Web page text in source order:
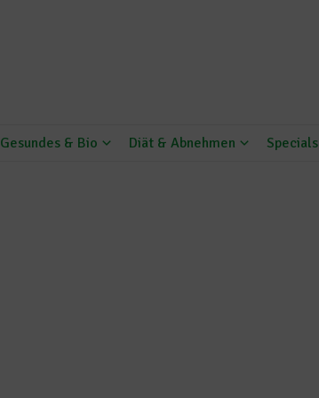
Gesundes & Bio Diät & Abnehmen Specials